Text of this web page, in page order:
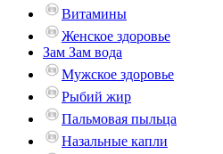
Витамины
Женское здоровье
Зам Зам вода
Мужское здоровье
Рыбий жир
Пальмовая пыльца
Назальные капли